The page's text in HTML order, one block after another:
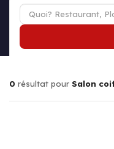
0 résultat pour Salon